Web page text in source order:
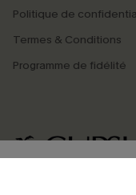
Politique de
Termes & Conditions
Programme de fidélité
pouvons utiliser les
savoir si ceux-ci ont été
personnaliser nos
produits susceptibles de
. Vous